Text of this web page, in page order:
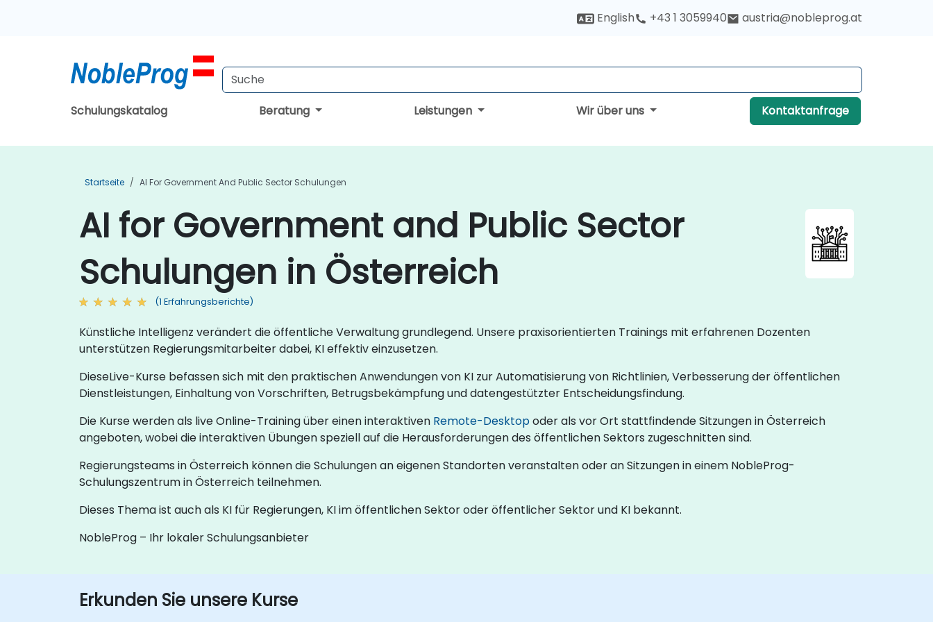
English +43 1 3059940 austria@nobleprog.at
Schulungskatalog Beratung Leistungen Wir über uns Kontaktanfrage
Startseite AI For Government And Public Sector Schulungen
AI for Government and Public Sector
Schulungen in Österreich
(1 Erfahrungsberichte)
Künstliche Intelligenz verändert die öffentliche Verwaltung grundlegend. Unsere praxisorientierten Trainings mit erfahrenen Dozenten
unterstützen Regierungsmitarbeiter dabei, KI effektiv einzusetzen.
DieseLive-Kurse befassen sich mit den praktischen Anwendungen von KI zur Automatisierung von Richtlinien, Verbesserung der öffentlichen
Dienstleistungen, Einhaltung von Vorschriften, Betrugsbekämpfung und datengestützter Entscheidungsfindung.
Die Kurse werden als live Online-Training über einen interaktiven Remote-Desktopoder als vor Ort stattfindende Sitzungen in Österreich
angeboten, wobei die interaktiven Übungen speziell auf die Herausforderungen des öffentlichen Sektors zugeschnitten sind.
Regierungsteams in Österreich können die Schulungen an eigenen Standorten veranstalten oder an Sitzungen in einem NobleProg-
Schulungszentrum in Österreich teilnehmen.
Dieses Thema ist auch als KI für Regierungen, KI im öffentlichen Sektor oder öffentlicher Sektor und KI bekannt.
NobleProg – Ihr lokaler Schulungsanbieter
Erkunden Sie unsere Kurse